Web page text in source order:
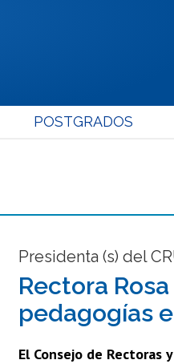
POSTGRADOS
Presidenta (s) del
Rectora
pedagogías
El Consejo de Rectoras